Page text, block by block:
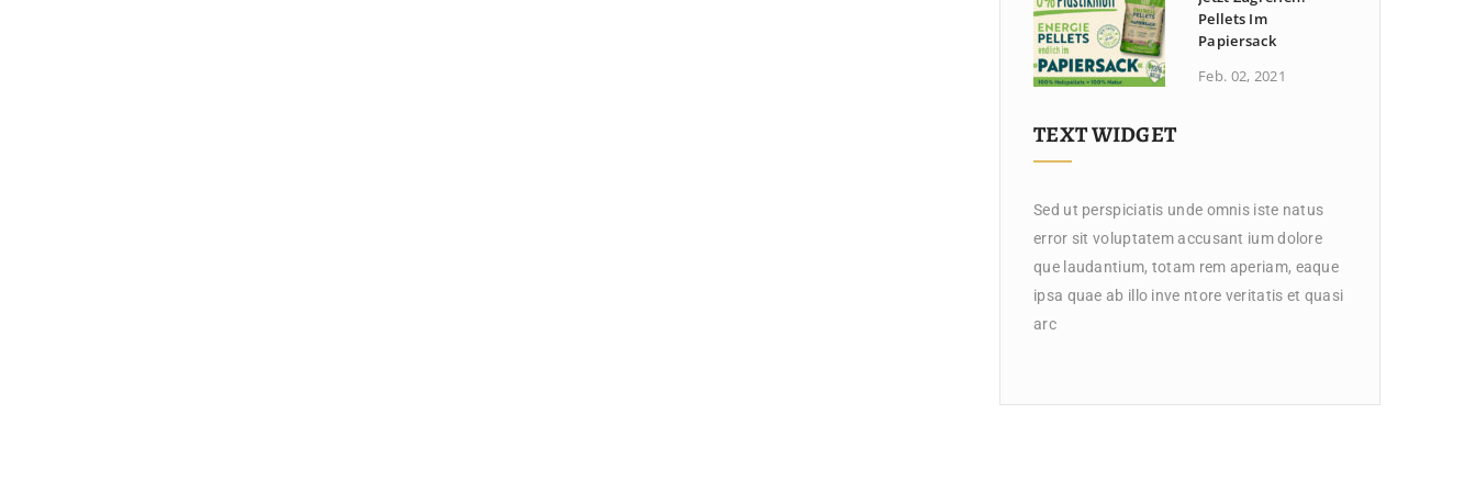
Pellets Im
Papiersack
Feb. 02, 2021
TEXT WIDGET
Sed ut perspiciatis unde omnis iste natus
error sit voluptatem accusant ium dolore
que laudantium, totam rem aperiam, eaque
ipsa quae ab illo inve ntore veritatis et quasi
arc